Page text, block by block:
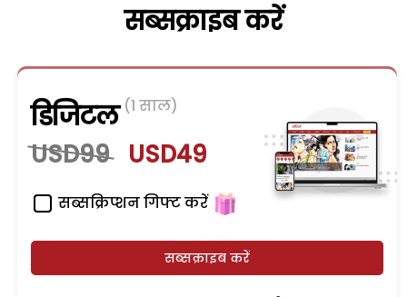
सब्सक्राइब करें
डिजिटल (1 साल)
USD99 USD49
सब्सक्रिप्शन गिफ्ट करें
सब्सक्राइब करें